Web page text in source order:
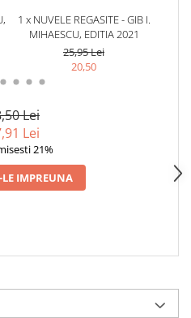
1 x NUVELE REGASITE - GIB I.
MIHAESCU, EDITIA 2021
25,95 Lei
20,50
Lei
Lei
21%
IMPREUNA